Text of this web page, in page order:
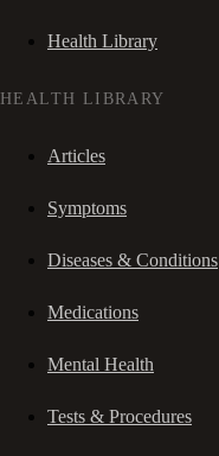
Health Library
HEALTH LIBRARY
Articles
Symptoms
Diseases & Conditions
Medications
Mental Health
Tests & Procedures